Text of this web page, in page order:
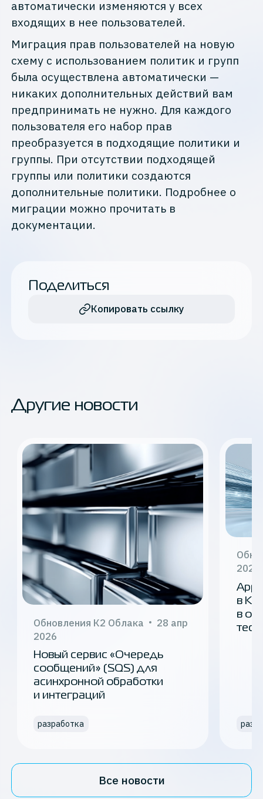
Поделиться
Копировать ссылку
автоматически изменяются у всех
входящих в нее пользователей.
Миграция прав пользователей на новую
схему с использованием политик и групп
была осуществлена автоматически —
никаких дополнительных действий вам
предпринимать не нужно. Для каждого
пользователя его набор прав
преобразуется в подходящие политики и
группы. При отсутствии подходящей
группы или политики создаются
дополнительные политики. Подробнее о
миграции можно прочитать в
документации.
Другие новости
Обновления К2 Облака
28 апр
2026
Новый сервис «Очередь
сообщений» (SQS) для
асинхронной обработки
и интеграций
разработка
2026
в К2
в
Все новости